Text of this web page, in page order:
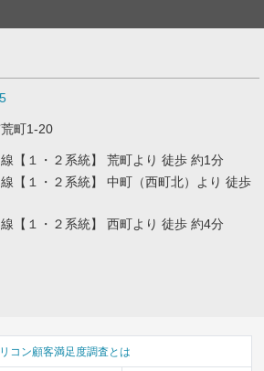
町1-20
【１・２系統】 荒町より 徒歩 約1分
【１・２系統】 中町（西町北）より 徒歩
【１・２系統】 西町より 徒歩 約4分
コン顧客満足度調査とは